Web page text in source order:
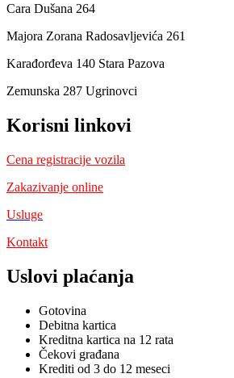
Cara Dušana 264
Majora Zorana Radosavljevića 261
Karađorđeva 140 Stara Pazova
Zemunska 287 Ugrinovci
Korisni linkovi
Cena registracije vozila
Zakazivanje online
Usluge
Kontakt
Uslovi plaćanja
Gotovina
Debitna kartica
Kreditna kartica na 12 rata
Čekovi građana
Krediti od 3 do 12 meseci